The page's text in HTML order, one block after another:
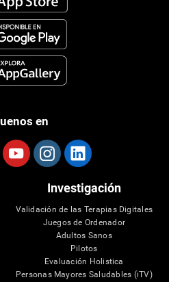
en
Investigación
Validación de las Terapias Digitales
Juegos de Ordenador
Adultos Sanos
Pilotos
Evaluación Holistica
Personas Mayores Saludables (iTV)